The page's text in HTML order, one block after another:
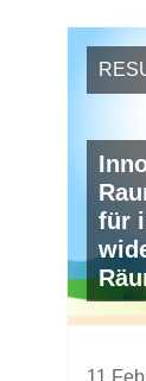
für
11